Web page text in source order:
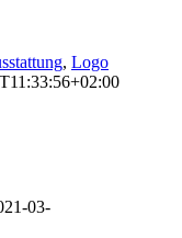
, Logo
03-